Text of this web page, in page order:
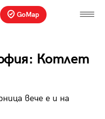
GoMap
Котлет
вече е и на